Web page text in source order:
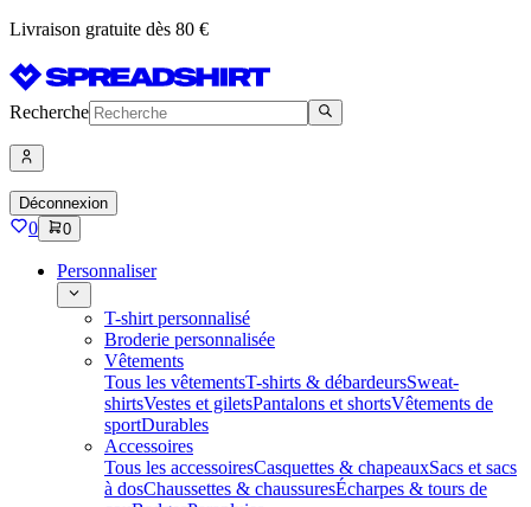
Livraison gratuite dès 80 €
Recherche
Déconnexion
0 0
Personnaliser
T-shirt personnalisé
Broderie personnalisée
Vêtements
Tous les vêtementsT-shirts & débardeursSweat-
shirtsVestes et giletsPantalons et shortsVêtements de
sportDurables
Accessoires
Tous les accessoiresCasquettes & chapeauxSacs et sacs
à dosChaussettes & chaussuresÉcharpes & tours de